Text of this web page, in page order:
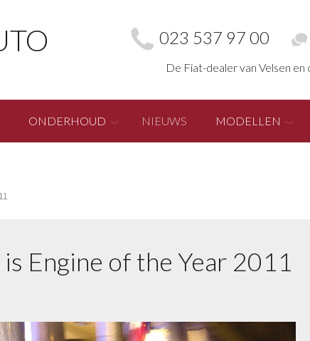
023 537 97 00
De Fiat-dealer van Velsen en
ONDERHOUD NIEUWS MODELLEN
Engine of the Year 2011